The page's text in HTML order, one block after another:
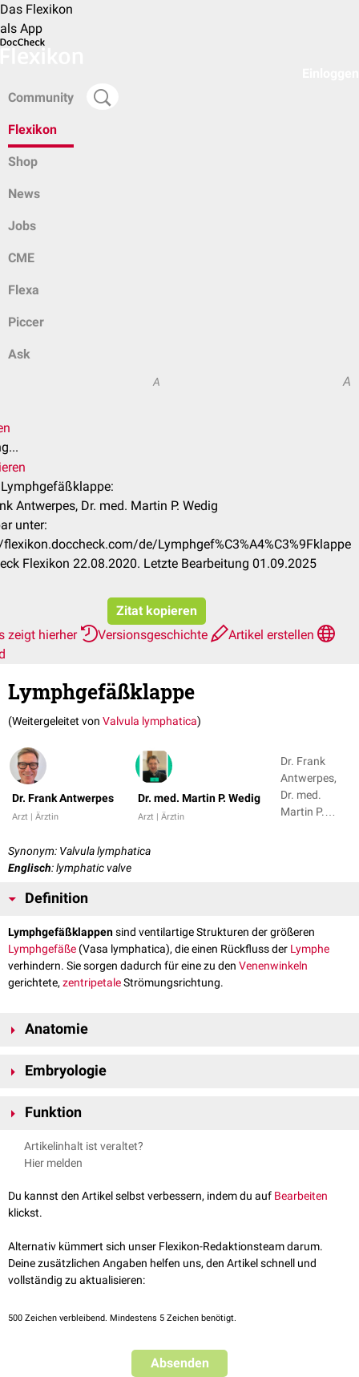
Das Flexikon
als App
Community
Flexikon
Shop
News
Jobs
CME
Flexa
Piccer
Ask
A A
Antwerpes, Dr. med. Martin P. Wedig
unter:
de/Lymphgef%C3%A4%C3%9Fklappe
Flexikon 22.08.2020. Letzte Bearbeitung 01.09.2025
Zitat kopieren
zeigt hierher
Versionsgeschichte
Artikel erstellen
Lymphgefäßklappe
(Weitergeleitet von Valvula lymphatica)
Dr. Frank Antwerpes
Arzt | Ärztin
Dr. med. Martin P. Wedig
Arzt | Ärztin
Dr. Frank
Antwerpes,
Dr. med.
Martin P.
Synonym: Valvula lymphatica
Englisch: lymphatic valve
Definition
Lymphgefäßklappensind ventilartige Strukturen der größeren
Lymphgefäße (Vasa lymphatica), die einen Rückfluss der Lymphe
verhindern. Sie sorgen dadurch für eine zu den Venenwinkeln
gerichtete, zentripetaleStrömungsrichtung.
Anatomie
Kollektorenvor. Die Lymphkapillaren sind klappenlos. Bei den Klappen
Endothel
duplikaturen
zwei Klappen nennt man
Embryologie
Embryonalentwicklung
Funktion
Lymphgefäßklappen sorgen für einen gerichteten Flüssigkeitsstrom aus
dem Gewebe und verhindern dadurch die
Artikelinhalt ist veraltet?
Hier melden
Du kannst den Artikel selbst verbessern, indem du auf Bearbeiten
klickst.
Alternativ kümmert sich unser Flexikon-Redaktionsteam darum.
Deine zusätzlichen Angaben helfen uns, den Artikel schnell und
vollständig zu aktualisieren:
500 Zeichen verbleibend. Mindestens 5 Zeichen benötigt.
Absenden